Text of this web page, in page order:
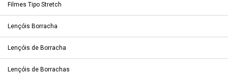
Filmes Tipo Stretch
Lençóis Borracha
Lençóis de Borracha
Lençóis de Borrachas